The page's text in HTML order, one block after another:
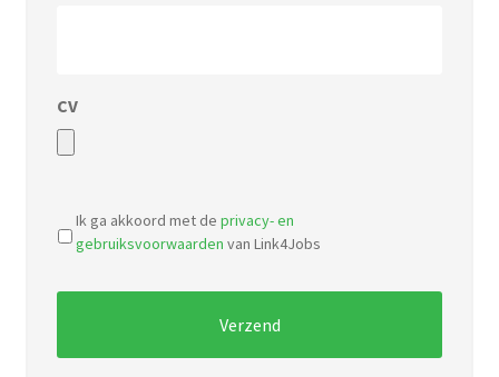
CV
types:
pdf,
doc.
Ik ga akkoord met de privacy- en
gebruiksvoorwaarden van Link4Jobs